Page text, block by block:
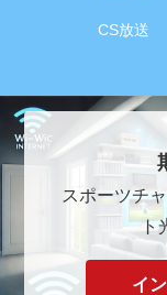
CS放送
スポーツチ
ト
イ